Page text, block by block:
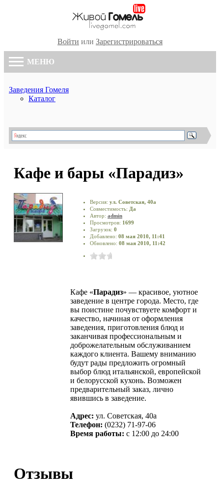
Войти или Зарегистрироваться
МЕНЮ
Заведения Гомеля
Каталог
Кафе и бары «Парадиз»
Версия: ул. Советская, 40а
Совместимость: Да
Автор: admin
Просмотров: 1699
Загрузок: 0
Добавлено: 08 мая 2010, 11:41
Обновлено: 08 мая 2010, 11:42
Кафе «Парадиз» — красивое, уютное
заведение в центре города. Место, где
вы поистине почувствуете комфорт и
качество, начиная от оформления
заведения, приготовления блюд и
заканчивая профессиональным и
доброжелательным обслуживанием
каждого клиента. Вашему вниманию
будут рады предложить огромный
выбор блюд итальянской, европейской
и белорусской кухонь. Возможен
предварительный заказ, лично
явившись в заведение.
Адрес: ул. Советская, 40а
Телефон: (0232) 71-97-06
Время работы: с 12:00 до 24:00
Отзывы